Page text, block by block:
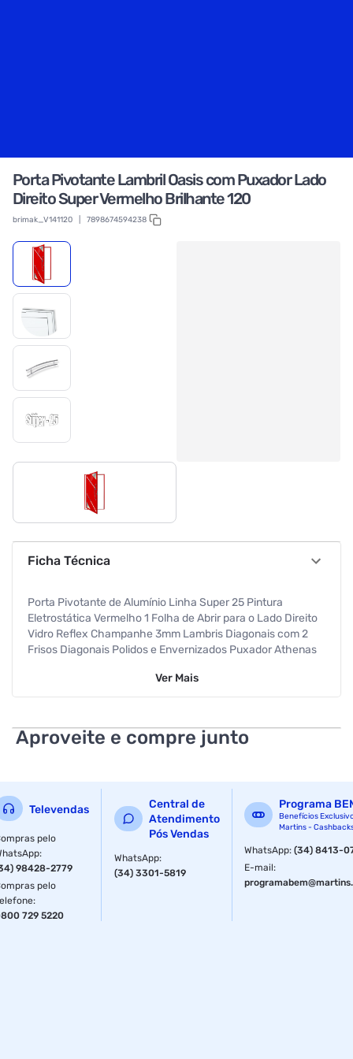
Porta Pivotante Lambril Oasis com Puxador Lado
Direito Super Vermelho Brilhante 120
brimak_V141120 7898674594238
Ficha Técnica
Porta Pivotante de Alumínio Linha Super 25 Pintura
Eletrostática Vermelho 1 Folha de Abrir para o Lado Direito
Vidro Reflex Champanhe 3mm Lambris Diagonais com 2
Frisos Diagonais Polidos e Envernizados Puxador Athenas
Cm Garantia de 5 anos contra defeitos de fabricação
Ver Mais
Aproveite e compre junto
Televendas
pelo
:
98428-2779
pelo
:
729 5220
Central de
Atendimento
Pós Vendas
WhatsApp:
(34) 3301-5819
Programa
Benefícios
Martins -
WhatsApp:(34) 8413-
E-mail: